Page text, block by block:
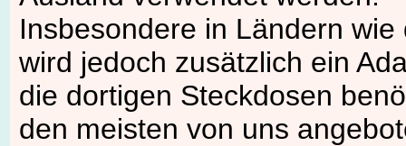
Insbesondere in Ländern wie
wird jedoch zusätzlich ein
die dortigen Steckdosen
den meisten von uns